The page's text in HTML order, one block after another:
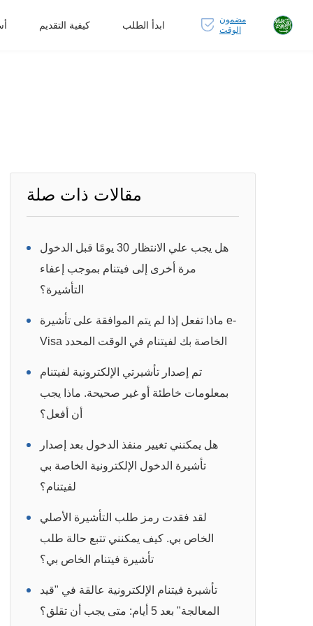
كيفية التقديم ابدأ الطلب
مضمون
الوقت
مقالات ذات صلة
هل يجب علي الانتظار 30 يومًا قبل الدخول
مرة أخرى إلى فيتنام بموجب إعفاء
التأشيرة؟
ماذا تفعل إذا لم يتم الموافقة على تأشيرة e-
Visa الخاصة بك لفيتنام في الوقت المحدد
تم إصدار تأشيرتي الإلكترونية لفيتنام
بمعلومات خاطئة أو غير صحيحة. ماذا يجب
أن أفعل؟
هل يمكنني تغيير منفذ الدخول بعد إصدار
تأشيرة الدخول الإلكترونية الخاصة بي
لفيتنام؟
لقد فقدت رمز طلب التأشيرة الأصلي
الخاص بي. كيف يمكنني تتبع حالة طلب
تأشيرة فيتنام الخاص بي؟
تأشيرة فيتنام الإلكترونية عالقة في "قيد
المعالجة" بعد 5 أيام: متى يجب أن تقلق؟